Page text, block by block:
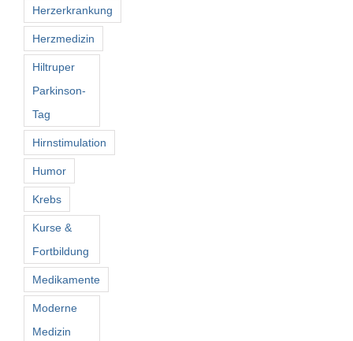
Herzerkrankung
Herzmedizin
Hiltruper
Parkinson-
Tag
Hirnstimulation
Humor
Krebs
Kurse &
Fortbildung
Medikamente
Moderne
Medizin